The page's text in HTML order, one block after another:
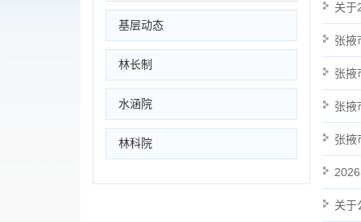
基层动态
林长制
水涵院
林科院
关于
张掖
张掖
张掖
张掖
关于